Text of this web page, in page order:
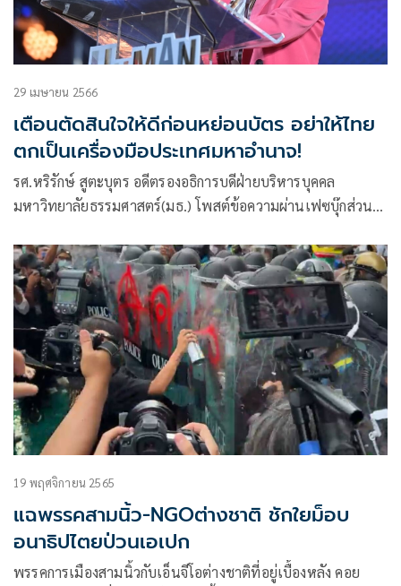
29 เมษายน 2566
เตือนตัดสินใจให้ดีก่อนหย่อนบัตร อย่าให้ไทย
ตกเป็นเครื่องมือประเทศมหาอำนาจ!
รศ.หริรักษ์ สูตะบุตร อดีตรองอธิการบดีฝ่ายบริหารบุคคล
มหาวิทยาลัยธรรมศาสตร์(มธ.) โพสต์ข้อความผ่านเฟซบุ๊กส่วน
19 พฤศจิกายน 2565
แฉพรรคสามนิ้ว-NGOต่างชาติ ชักใยม็อบ
อนาธิปไตยป่วนเอเปก
พรรคการเมืองสามนิ้วกับเอ็นจีโอต่างชาติที่อยู่เบื้องหลัง คอย